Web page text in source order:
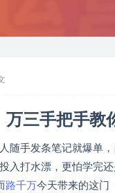
三手把手教
随手发条笔记就爆单
入打水漂，更怕学完
路千万今天带来的这门